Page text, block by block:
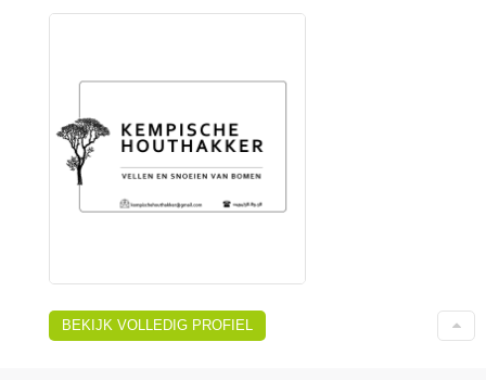
BEKIJK VOLLEDIG PROFIEL